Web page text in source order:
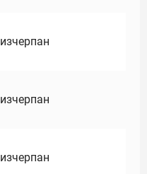
изчерпан
изчерпан
изчерпан